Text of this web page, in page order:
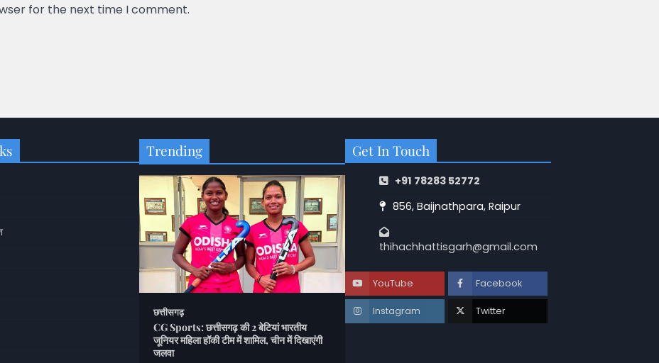
for the next time I comment.
Trending
बदमाश CCTV में कैद
छत्तीसगढ़
CG Sports: छत्तीसगढ़ की 2 बेटियां भारतीय
जूनियर महिला हॉकी टीम में शामिल, चीन में दिखाएंगी
जलवा
Get In Touch
+91 78283 52772
856, Baijnathpara, Raipur
thihachhattisgarh@gmail.com
YouTube Facebook
Instagram Twitter